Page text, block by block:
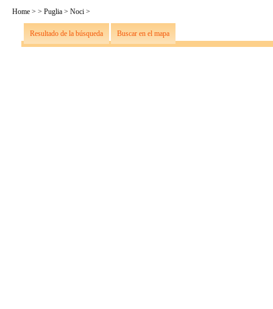
Home > > Puglia > Noci >
Resultado de la búsqueda Buscar en el mapa